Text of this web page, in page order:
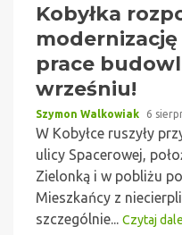
Kobyłka
modernizację
prace
wrześniu!
Szymon Walkowiak 6
W Kobyłce ruszyły
ulicy Spacerowej,
Zielonką i w pobliżu
Mieszkańcy z
szczególnie... Czytaj